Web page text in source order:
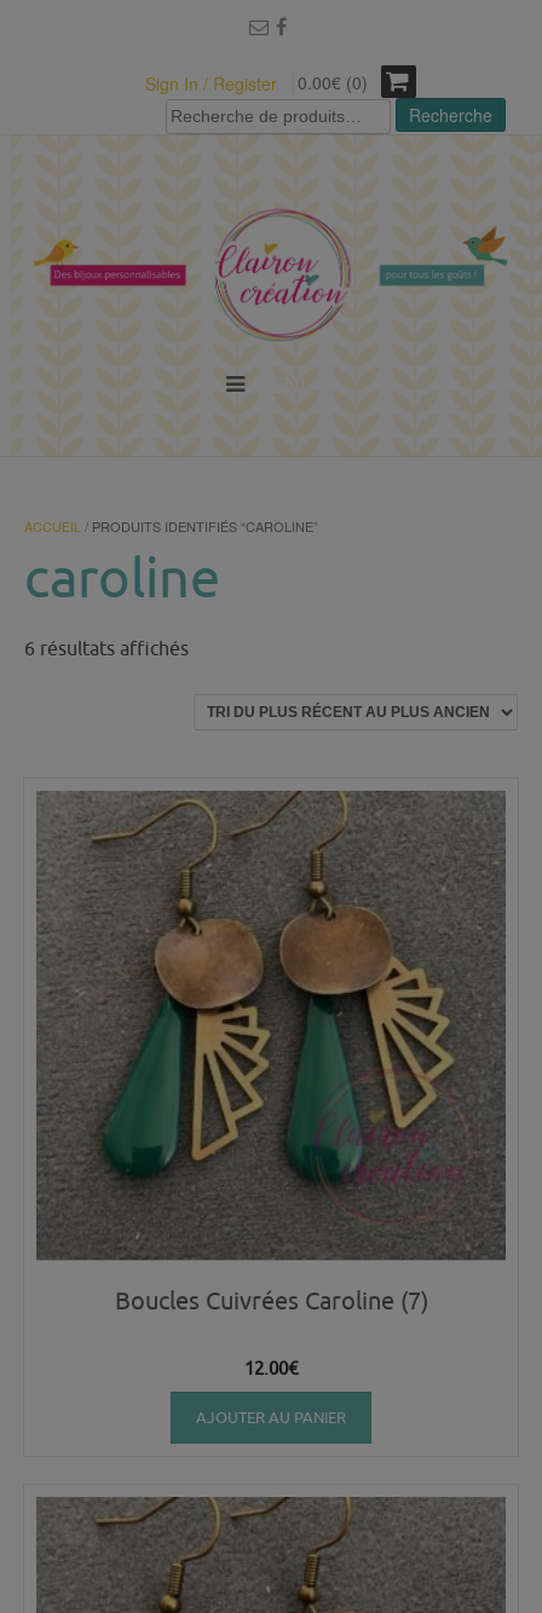
Sign In / Register
0.00€ (0)
Recherche
pour :
Recherche
ACCUEIL / PRODUITS IDENTIFIÉS “CAROLINE”
caroline
6 résultats affichésTrié
plus
plus
ancien
Boucles Cuivrées Caroline (7)
12.00€
AJOUTER AU PANIER